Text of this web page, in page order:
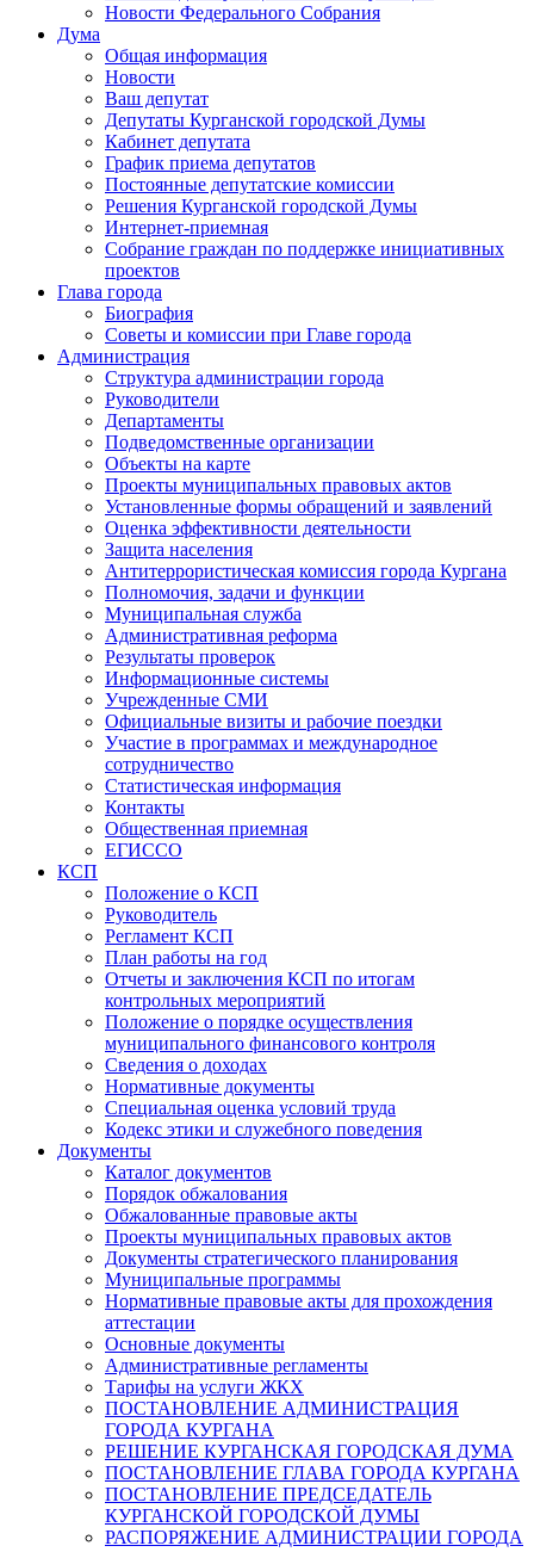
Новости Федерального Cобрания
Дума
Общая информация
Новости
Ваш депутат
Депутаты Курганской городской Думы
Кабинет депутата
График приема депутатов
Постоянные депутатские комиссии
Решения Курганской городской Думы
Интернет-приемная
Собрание граждан по поддержке инициативных
проектов
Глава города
Биография
Советы и комиссии при Главе города
Администрация
Структура администрации города
Руководители
Департаменты
Подведомственные организации
Объекты на карте
Проекты муниципальных правовых актов
Установленные формы обращений и заявлений
Оценка эффективности деятельности
Защита населения
Антитеррористическая комиссия города Кургана
Полномочия, задачи и функции
Муниципальная служба
Административная реформа
Результаты проверок
Информационные системы
Учрежденные СМИ
Официальные визиты и рабочие поездки
Участие в программах и международное
сотрудничество
Статистическая информация
Контакты
Общественная приемная
ЕГИССО
КСП
Положение о КСП
Руководитель
Регламент КСП
План работы на год
Отчеты и заключения КСП по итогам
контрольных мероприятий
Положение о порядке осуществления
муниципального финансового контроля
Сведения о доходах
Нормативные документы
Специальная оценка условий труда
Кодекс этики и служебного поведения
Документы
Каталог документов
Порядок обжалования
Обжалованные правовые акты
Проекты муниципальных правовых актов
Документы стратегического планирования
Муниципальные программы
Нормативные правовые акты для прохождения
аттестации
Основные документы
Административные регламенты
Тарифы на услуги ЖКХ
ПОСТАНОВЛЕНИЕ АДМИНИСТРАЦИЯ
ГОРОДА КУРГАНА
РЕШЕНИЕ КУРГАНСКАЯ ГОРОДСКАЯ ДУМА
ПОСТАНОВЛЕНИЕ ГЛАВА ГОРОДА КУРГАНА
ПОСТАНОВЛЕНИЕ ПРЕДСЕДАТЕЛЬ
КУРГАНСКОЙ ГОРОДСКОЙ ДУМЫ
РАСПОРЯЖЕНИЕ АДМИНИСТРАЦИИ ГОРОДА